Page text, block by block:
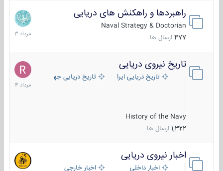
راهبردها و راهکنش های دریایی
Naval Strategy & Doctorian
477 ارسال ها
2
مرداد
1403
تاریخ نیروی دریایی
تاریخ دریایی ایران تاریخ دریایی جهان
History of the Navy
1,322 ارسال ها
16
مرداد
1404
اخبار نیروی دریایی
اخبار داخلی اخبار خارجی
27
مهر